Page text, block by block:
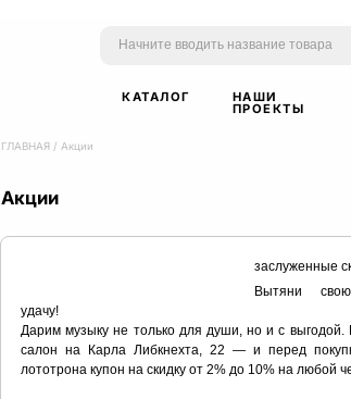
КАТАЛОГ НАШИ
ПРОЕКТЫ
ГЛАВНАЯ / Акции
Акции
заслуженные
Вытяни
удачу!
Дарим музыку не только для души, но и с
салон на Карла Либкнехта, 22 — и перед
лототрона купон на скидку от 2% до 10% на любой